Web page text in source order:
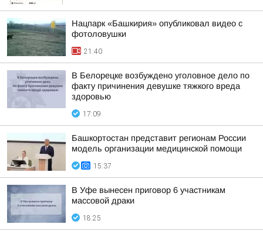
Нацпарк «Башкирия» опубликовал видео с
фотоловушки
21:40
В Белорецке возбуждено уголовное дело по
факту причинения девушке тяжкого вреда
здоровью
17:09
Башкортостан представит регионам России
модель организации медицинской помощи
15:37
В Уфе вынесен приговор 6 участникам
массовой драки
18:25